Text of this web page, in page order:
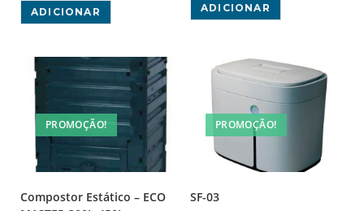
ADICIONAR ADICIONAR
PROMOÇÃO!
Compostor Estático – ECO
PROMOÇÃO!
SF-03